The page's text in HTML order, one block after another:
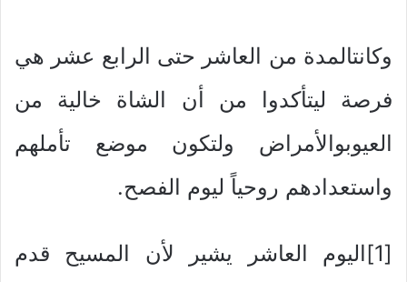
وكانتالمدة من العاشر حتى الرابع عشر هي
فرصة ليتأكدوا من أن الشاة خالية من
العيوبوالأمراض ولتكون موضع تأملهم
واستعدادهم روحياً ليوم الفصح.
[1]اليوم العاشر يشير لأن المسيح قدم